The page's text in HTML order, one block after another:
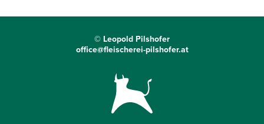
© Leopold Pilshofer
office@fleischerei-pilshofer.at